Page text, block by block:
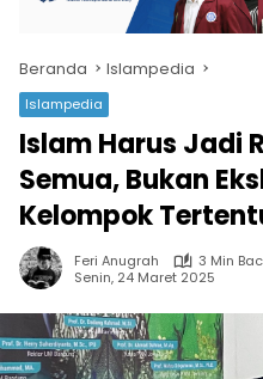
Beranda Islampedia
Islampedia
Islam Harus Jadi
Semua, Bukan
Kelompok
Feri Anugrah
3 Min
Senin, 24 Maret 2025